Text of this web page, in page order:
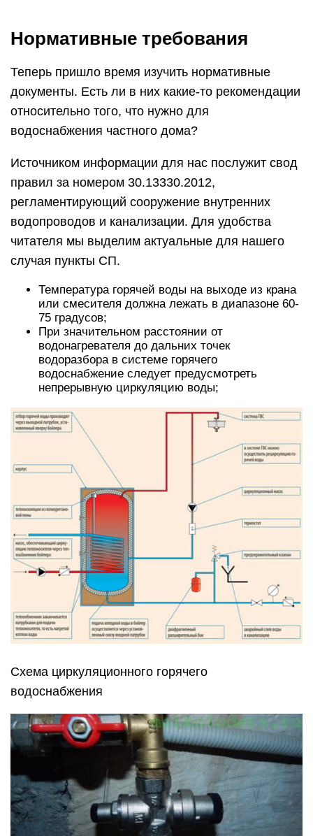
Нормативные требования
Теперь пришло время изучить нормативные
документы. Есть ли в них какие-то рекомендации
относительно того, что нужно для
водоснабжения частного дома?
Источником информации для нас послужит свод
правил за номером 30.13330.2012,
регламентирующий сооружение внутренних
водопроводов и канализации. Для удобства
читателя мы выделим актуальные для нашего
случая пункты СП.
Температура горячей воды на выходе из крана
или смесителя должна лежать в диапазоне 60-
75 градусов;
При значительном расстоянии от
водонагревателя до дальних точек
водоразбора в системе горячего
водоснабжение следует предусмотреть
непрерывную циркуляцию воды;
Схема циркуляционного горячего
водоснабжения